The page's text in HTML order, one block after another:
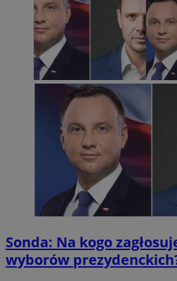
Sonda: Na kogo
wyborów